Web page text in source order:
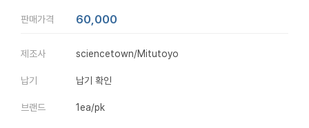
판매가격 60,000
제조사 sciencetown/Mitutoyo
납기 납기 확인
브랜드 1ea/pk